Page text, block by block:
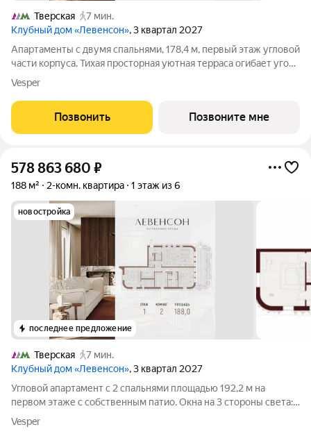
Тверская
7 мин.
Клубный дом «Левенсон», 3 квартал 2027
Апартаменты с двумя спальнями, 178,4 м, первый этаж угловой
части корпуса. Тихая просторная уютная терраса огибает угол
здания - по ней можно пройти вдоль панорамных
открывающихся окон, от одной комнаты до другой. Первый
этаж смотрит на палисадник и
Vesper
Позвонить Позвоните мне
578 863 680 ₽
188 м² 2-комн. квартира 1 этаж из 6
новостройка
последнее предложение
Тверская
7 мин.
Клубный дом «Левенсон», 3 квартал 2027
Угловой апартамент с 2 спальнями площадью 192,2 м на
первом этаже с собственным патио. Окна на 3 стороны света:
север, юг и восток. Высота потолков 3,25 м. Просторная кухня-
гостиная 51,3 кв.м обрамленная 7 панорамными окнами.
Vesper